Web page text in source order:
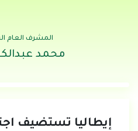
المشرف العام
محمد
إيطاليا تستضيف